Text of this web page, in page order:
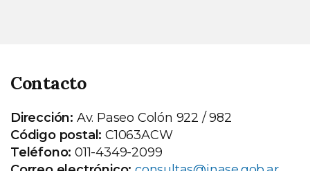
Contacto
Dirección: Av. Paseo Colón 922 / 982
Código postal: C1063ACW
Teléfono: 011-4349-2099